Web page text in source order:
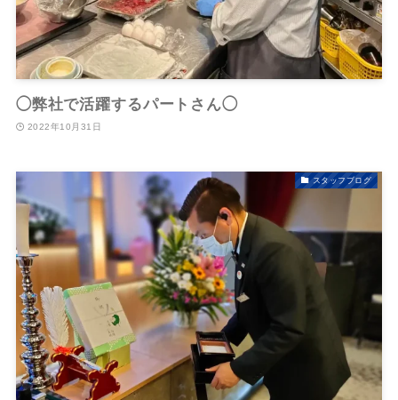
◯弊社で活躍するパートさん◯
2022年10月31日
スタッフブログ